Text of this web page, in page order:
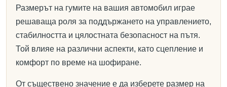
Размерът на гумите на вашия автомобил играе
решаваща роля за поддържането на управлението,
стабилността и цялостната безопасност на пътя.
Той влияе на различни аспекти, като сцепление и
комфорт по време на шофиране.
От съществено значение е да изберете размер на